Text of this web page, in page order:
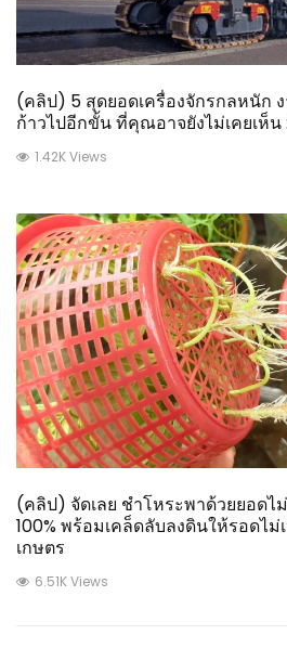
(คลิป) 5 สุดยอดเครื่องจักรกลหนัก
ก้าวไปอีกขั้น ที่คุณอาจยังไม่เคยเห็น
1.42K Views
(คลิป) จัดเลย ชำโหระพาด้วยยอดไ
100% พร้อมเคล็ดลับลงดินให้รอดไม่
เกษตร
6.51K Views